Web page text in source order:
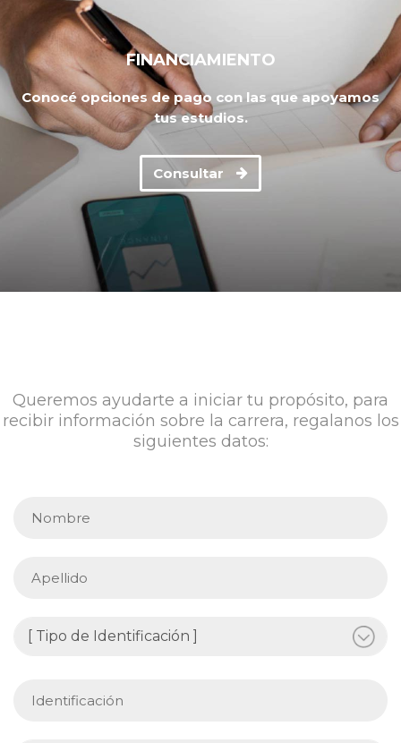
FINANCIAMIENTO
Conocé opciones de pago con las que apoyamos
tus estudios.
Consultar
Queremos ayudarte a iniciar tu propósito, para
recibir información sobre la carrera, regalanos los
siguientes datos: